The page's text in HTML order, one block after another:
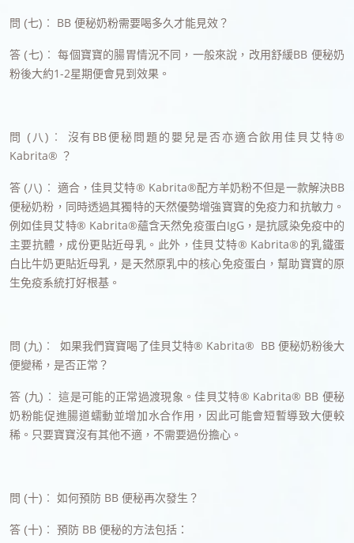
問 (七)︰ BB 便秘奶粉需要喝多久才能見效？
答 (七)︰
每個寶寶的腸胃情況不同，一般來說，改用舒緩BB 便秘奶
粉後大約1-2星期便會見到效果。
問 (八)︰
沒有BB便秘問題的嬰兒是否亦適合飲用佳貝艾特®
Kabrita® ？
答 (八)︰
適合，佳貝艾特® Kabrita®配方羊奶粉不但是一款解決BB
便秘奶粉，同時透過其獨特的天然優勢增強寶寶的免疫力和抗敏力。
例如佳貝艾特® Kabrita®蘊含天然免疫蛋白IgG，是抗感染免疫中的
主要抗體，成份更貼近母乳。此外，佳貝艾特® Kabrita®的乳鐵蛋
白比牛奶更貼近母乳，是天然原乳中的核心免疫蛋白，幫助寶寶的原
生免疫系統打好根基。
問 (九)︰
如果我們寶寶喝了佳貝艾特® Kabrita® BB 便秘奶粉後大
便變稀，是否正常？
答 (九)︰
這是可能的正常過渡現象。佳貝艾特® Kabrita® BB 便秘
奶粉能促進腸道蠕動並增加水合作用，因此可能會短暫導致大便較
稀。只要寶寶沒有其他不適，不需要過份擔心。
問 (十)︰ 如何預防 BB 便秘再次發生？
答 (十)︰
預防 BB 便秘的方法包括：